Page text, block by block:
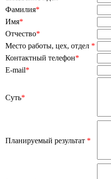
Фамилия*
Имя*
Отчество*
Место работы, цех, отдел *
Контактный телефон*
E-mail*
Суть*
Планируемый результат *